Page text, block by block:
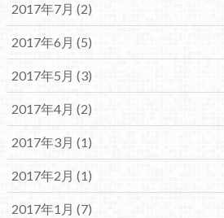
2017年7月 (2)
2017年6月 (5)
2017年5月 (3)
2017年4月 (2)
2017年3月 (1)
2017年2月 (1)
2017年1月 (7)